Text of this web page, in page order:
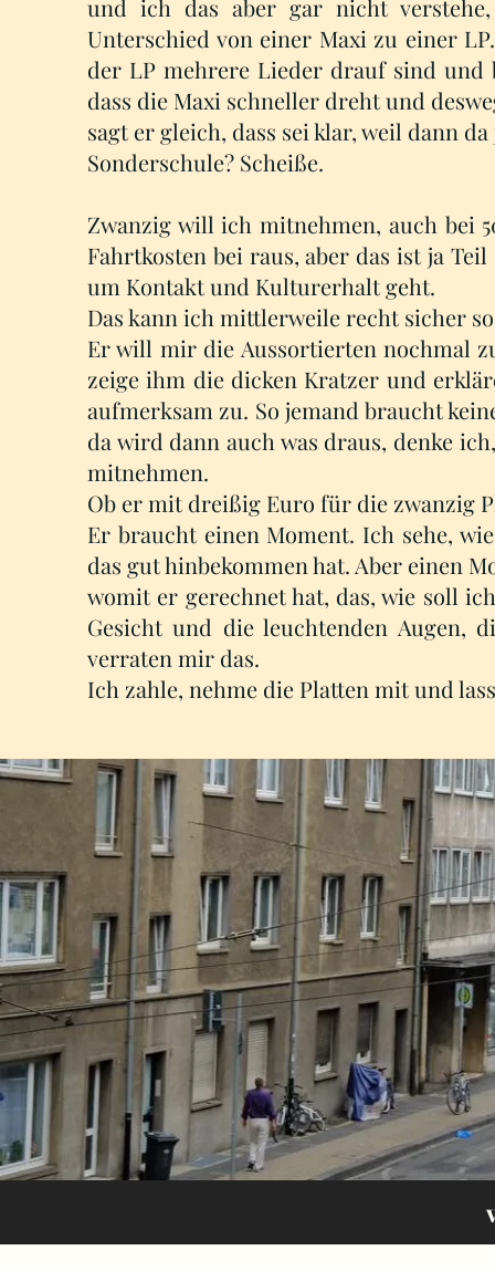
und ich das aber gar nicht
Unterschied von einer Maxi zu einer
der LP mehrere Lieder drauf sind und
dass die Maxi schneller dreht und
sagt er gleich, dass sei klar, weil dann
Sonderschule? Scheiße.
Zwanzig will ich mitnehmen, auch bei
Fahrtkosten bei raus, aber das ist ja
um Kontakt und Kulturerhalt geht.
Das kann ich mittlerweile recht sicher
Er will mir die Aussortierten nochmal
zeige ihm die dicken Kratzer und
aufmerksam zu. So jemand braucht
da wird dann auch was draus, denke
mitnehmen.
Ob er mit dreißig Euro für die zwanzig
Er braucht einen Moment. Ich sehe,
das gut hinbekommen hat. Aber einen
womit er gerechnet hat, das, wie soll
Gesicht und die leuchtenden Augen,
verraten mir das.
Ich zahle, nehme die Platten mit und